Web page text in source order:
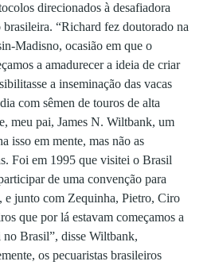
direcionados à desafiadora
brasileira. “Richard fez doutorado na
Madisno, ocasião em que o
a amadurecer a ideia de criar
a inseminação das vacas
com sêmen de touros de alta
meu pai, James N. Wiltbank, um
isso em mente, mas não as
Foi em 1995 que visitei o Brasil
de uma convenção para
e junto com Zequinha, Pietro, Ciro
que por lá estavam começamos a
Brasil”, disse Wiltbank,
os pecuaristas brasileiros